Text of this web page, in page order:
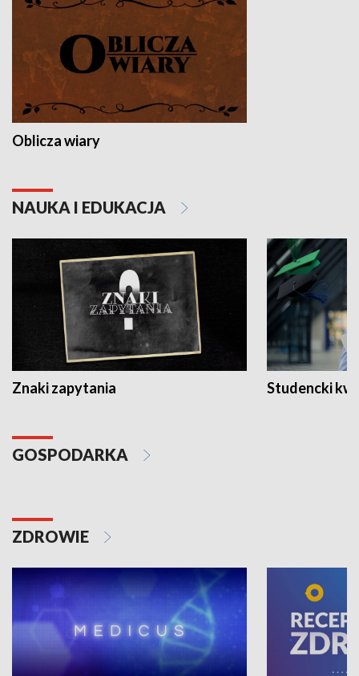
Oblicza wiary
NAUKA I EDUKACJA
Znaki zapytania Studencki
GOSPODARKA
ZDROWIE